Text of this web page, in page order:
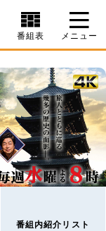
番組表 メニュー
番組内紹介リスト